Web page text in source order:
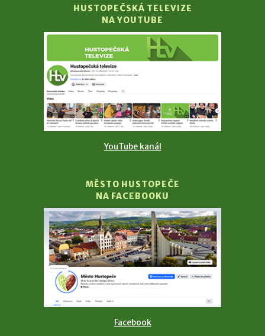
HUSTOPEČSKÁ TELEVIZE
NA YOUTUBE
YouTube kanál
MĚSTO HUSTOPEČE
NA FACEBOOKU
Facebook